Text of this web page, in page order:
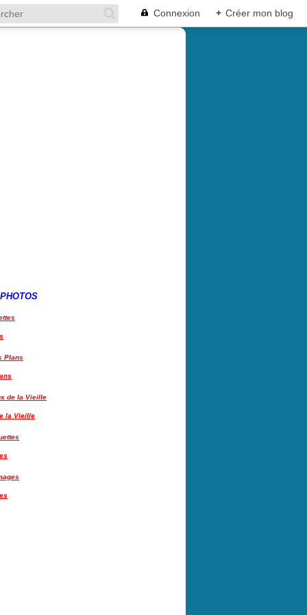
Connexion + Créer mon blog
la Vieille